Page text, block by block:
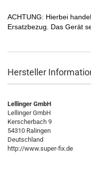
ACHTUNG: Hierbei
Ersatzbezug. Das Gerät
Hersteller
Lellinger GmbH
Lellinger GmbH
Kerscherbach 9
54310 Ralingen
Deutschland
http://www.super-fix.de